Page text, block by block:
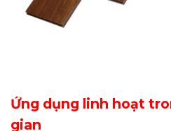
Ứng dụng linh hoạt
gian